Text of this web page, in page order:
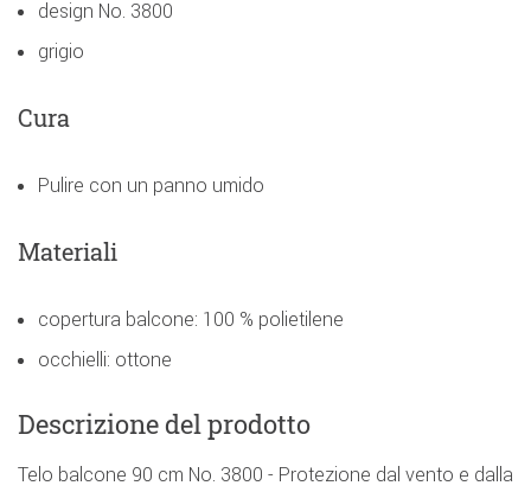
design No. 3800
grigio
Cura
Pulire con un panno umido
Materiali
copertura balcone: 100 % polietilene
occhielli: ottone
Descrizione del prodotto
Telo balcone 90 cm No. 3800 - Protezione dal vento e dalla